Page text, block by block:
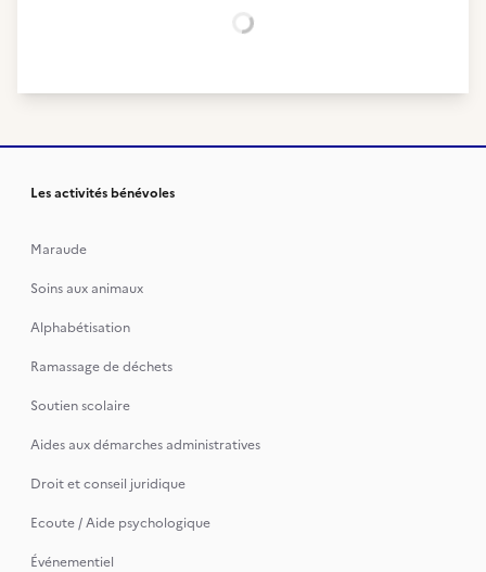
Chargement...
Les activités bénévoles
Maraude
Soins aux animaux
Alphabétisation
Ramassage de déchets
Soutien scolaire
Aides aux démarches administratives
Droit et conseil juridique
Ecoute / Aide psychologique
Événementiel